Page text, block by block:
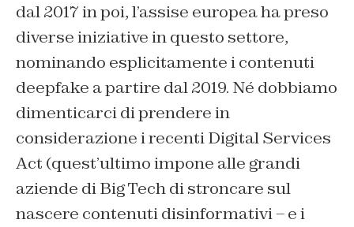
dal 2017 in poi, l’assise europea ha preso
diverse iniziative in questo settore,
nominando esplicitamente i contenuti
deepfake a partire dal 2019. Né dobbiamo
dimenticarci di prendere in
considerazione i recenti Digital Services
Act (quest’ultimo impone alle grandi
aziende di Big Tech di stroncare sul
nascere contenuti disinformativi – e i